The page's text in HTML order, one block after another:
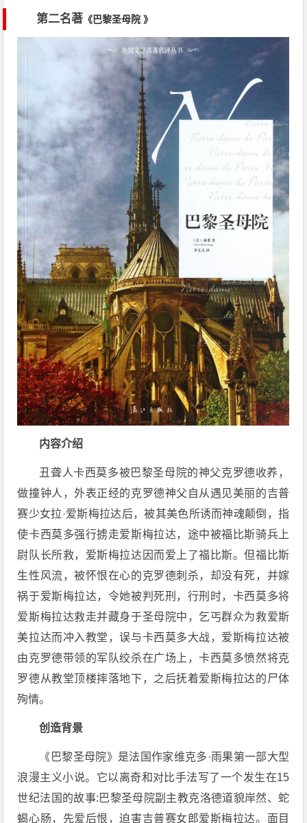
第二名著 《巴黎圣母院 》
内容介绍
丑聋人卡西莫多被巴黎圣母院的神父克罗德收养，
做撞钟人，外表正经的克罗德神父自从遇见美丽的吉普
赛少女拉·爱斯梅拉达后，被其美色所诱而神魂颠倒，指
使卡西莫多强行掳走爱斯梅拉达，途中被福比斯骑兵上
尉队长所救，爱斯梅拉达因而爱上了福比斯。但福比斯
生性风流，被怀恨在心的克罗德刺杀，却没有死，并嫁
祸于爱斯梅拉达，令她被判死刑，行刑时，卡西莫多将
爱斯梅拉达救走并藏身于圣母院中，乞丐群众为救爱斯
美拉达而冲入教堂，误与卡西莫多大战，爱斯梅拉达被
由克罗德带领的军队绞杀在广场上，卡西莫多愤然将克
罗德从教堂顶楼摔落地下，之后抚着爱斯梅拉达的尸体
殉情。
创造背景
《巴黎圣母院》是法国作家维克多·雨果第一部大型
浪漫主义小说。它以离奇和对比手法写了一个发生在15
世纪法国的故事:巴黎圣母院副主教克洛德道貌岸然、蛇
蝎心肠，先爱后恨，迫害吉普赛女郎爱斯梅拉达。面目